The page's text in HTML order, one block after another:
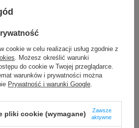
cookie w celu realizacji usług zgodnie z
. Możesz określić warunki
do cookie w Twojej przeglądarce.
warunków i prywatności można
Prywatność i warunki Google
pliki cookie (wymagane)
Zawsze
aktywne